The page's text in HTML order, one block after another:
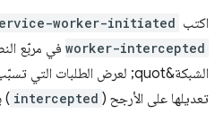
اكتب worker-initiated
worker-intercepted
الشبكة&quot; لعرض الطلبات التي تسبّب فيها (
تعديلها على الأرجح ( intercepted
)